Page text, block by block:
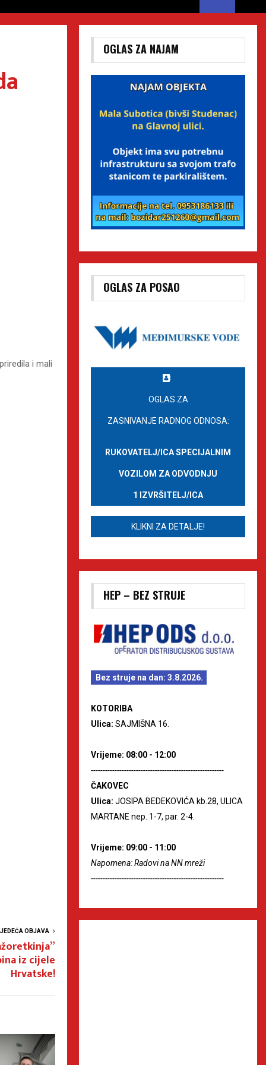
i mali
OBJAVA
iz cijele
Hrvatske!
OGLAS ZA NAJAM
OGLAS ZA POSAO
OGLAS ZA
ZASNIVANJE RADNOG ODNOSA:
RUKOVATELJ/ICA SPECIJALNIM
VOZILOM ZA ODVODNJU
1 IZVRŠITELJ/ICA
KLIKNI ZA DETALJE!
HEP – BEZ STRUJE
Bez struje na dan: 3.8.2026.
KOTORIBA
Ulica: SAJMIŠNA 16.
Vrijeme: 08:00 - 12:00
--------------------------------------------------------
ČAKOVEC
Ulica: JOSIPA BEDEKOVIĆA kb.28, ULICA
MARTANE nep. 1-7, par. 2-4.
Vrijeme: 09:00 - 11:00
Napomena: Radovi na NN mreži
--------------------------------------------------------